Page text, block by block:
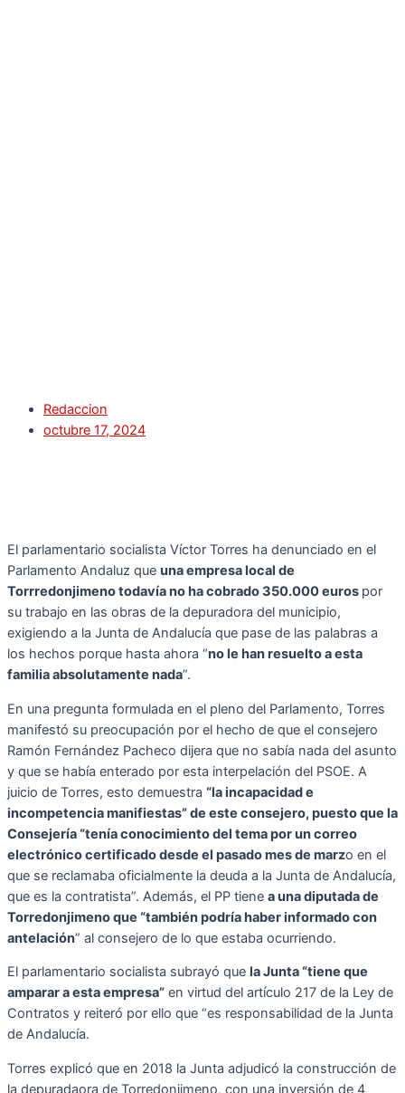
Redaccion
octubre 17, 2024
El parlamentario socialista Víctor Torres ha denunciado en el
Parlamento Andaluz que una empresa local de
Torrredonjimeno todavía no ha cobrado 350.000 euros por
su trabajo en las obras de la depuradora del municipio,
exigiendo a la Junta de Andalucía que pase de las palabras a
los hechos porque hasta ahora “no le han resuelto a esta
familia absolutamente nada”.
En una pregunta formulada en el pleno del Parlamento, Torres
manifestó su preocupación por el hecho de que el consejero
Ramón Fernández Pacheco dijera que no sabía nada del asunto
y que se había enterado por esta interpelación del PSOE. A
juicio de Torres, esto demuestra “la incapacidad e
incompetencia manifiestas” de este consejero, puesto que la
Consejería “tenía conocimiento del tema por un correo
electrónico certificado desde el pasado mes de marzo en el
que se reclamaba oficialmente la deuda a la Junta de Andalucía,
que es la contratista”. Además, el PP tiene a una diputada de
Torredonjimeno que “también podría haber informado con
antelación” al consejero de lo que estaba ocurriendo.
El parlamentario socialista subrayó que la Junta “tiene que
amparar a esta empresa” en virtud del artículo 217 de la Ley de
Contratos y reiteró por ello que “es responsabilidad de la Junta
de Andalucía.
Torres explicó que en 2018 la Junta adjudicó la construcción de
la depuradaora de Torredonjimeno, con una inversión de 4